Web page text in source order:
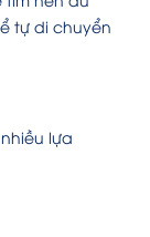
tự di chuyển
lựa